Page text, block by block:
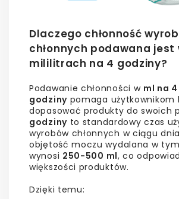
Dlaczego chłonność
chłonnych podawana jest
mililitrach na 4 godziny?
Podawanie chłonności w ml na 4
godzinypomaga użytkownikom
dopasować produkty do swoich
godzinyto standardowy czas
wyrobów chłonnych w ciągu
objętość moczu wydalana w
wynosi 250-500 ml, co
większości produktów.
Dzięki temu: